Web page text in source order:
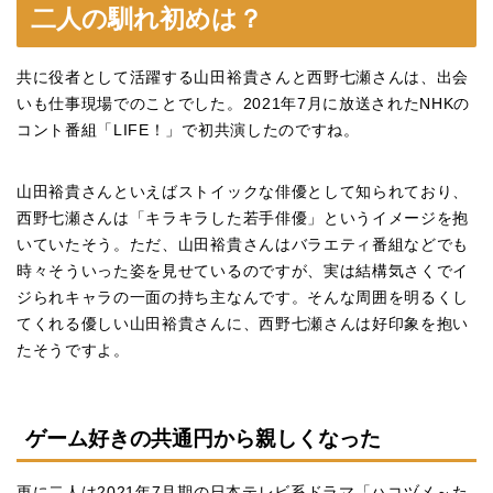
二人の馴れ初めは？
共に役者として活躍する山田裕貴さんと西野七瀬さんは、出会
いも仕事現場でのことでした。2021年7月に放送されたNHKの
コント番組「LIFE！」で初共演したのですね。
山田裕貴さんといえばストイックな俳優として知られており、
西野七瀬さんは「キラキラした若手俳優」というイメージを抱
いていたそう。ただ、山田裕貴さんはバラエティ番組などでも
時々そういった姿を見せているのですが、実は結構気さくでイ
ジられキャラの一面の持ち主なんです。そんな周囲を明るくし
てくれる優しい山田裕貴さんに、西野七瀬さんは好印象を抱い
たそうですよ。
ゲーム好きの共通円から親しくなった